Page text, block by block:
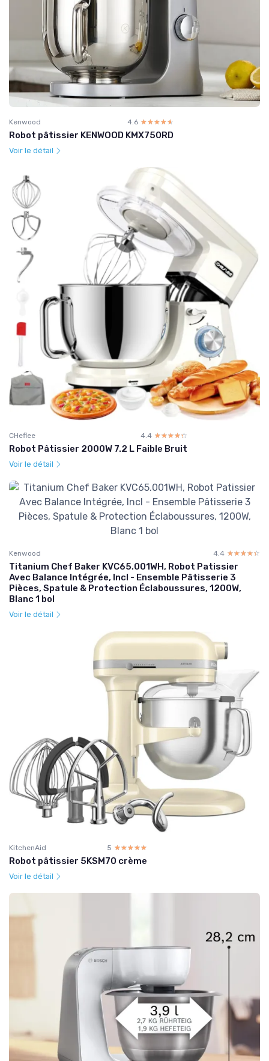
Kenwood 4.6 ☆☆☆☆☆
★★★★★
Robot pâtissier KENWOOD KMX750RD
Voir le détail
CHeflee 4.4 ☆☆☆☆☆
★★★★★
Robot Pâtissier 2000W 7.2 L Faible Bruit
Voir le détail
Kenwood 4.4 ☆☆☆☆☆
★★★★★
Titanium Chef Baker KVC65.001WH, Robot Patissier
Avec Balance Intégrée, Incl - Ensemble Pâtisserie 3
Pièces, Spatule & Protection Éclaboussures, 1200W,
Blanc 1 bol
Voir le détail
KitchenAid 5 ☆☆☆☆☆
★★★★★
Robot pâtissier 5KSM70 crème
Voir le détail